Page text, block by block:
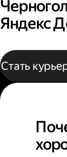
Яндекс
Стать